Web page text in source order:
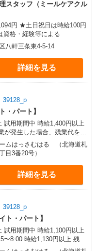
スタッフ（ミールケアクル
時給100円
格・経験等による
八軒三条東4-5-14
詳細を見る
・パート】
す。
ムはっさむはる （北海道札
目3番20号）
詳細を見る
ト・パート】
代を1分単位で別途支給しま